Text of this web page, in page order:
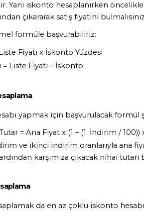
Yani iskonto hesaplanırken
çıkararak satış fiyatını
formüle başvurabiliriz:
Fiyatı x İskonto Yüzdesi
= Liste Fiyatı – İskonto
yapmak için başvurulacak formül
= Ana Fiyat x (1 – (1. İndirim / 100))
ve ikinci indirim oranlarıyla ana
karşımıza çıkacak nihai
da en az çoklu iskonto